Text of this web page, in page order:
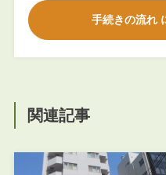
手続きの流れ
関連記事